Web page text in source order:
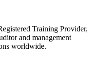
Training Provider,
and management
worldwide.